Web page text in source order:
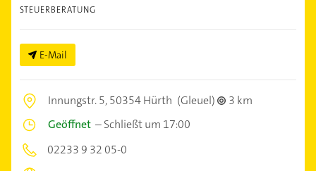
STEUERBERATUNG
E-Mail
Innungstr. 5,50354 Hürth (Gleuel)
3 km
Geöffnet –Schließt um 17:00
02233 9 32 05-0